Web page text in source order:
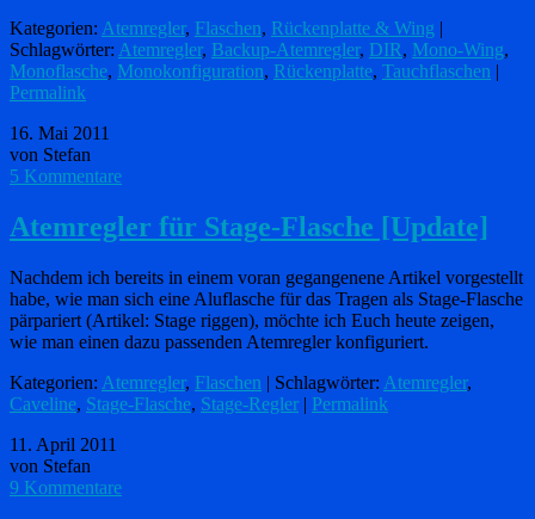
Kategorien: Atemregler, Flaschen, Rückenplatte & Wing |
Schlagwörter: Atemregler, Backup-Atemregler, DIR, Mono-Wing,
Monoflasche, Monokonfiguration, Rückenplatte, Tauchflaschen |
Permalink
16. Mai 2011
von Stefan
5 Kommentare
Atemregler für Stage-Flasche [Update]
Nachdem ich bereits in einem voran gegangenene Artikel vorgestellt
habe, wie man sich eine Aluflasche für das Tragen als Stage-Flasche
pärpariert (Artikel: Stage riggen), möchte ich Euch heute zeigen,
wie man einen dazu passenden Atemregler konfiguriert.
Kategorien: Atemregler, Flaschen | Schlagwörter: Atemregler,
Caveline, Stage-Flasche, Stage-Regler | Permalink
11. April 2011
von Stefan
9 Kommentare